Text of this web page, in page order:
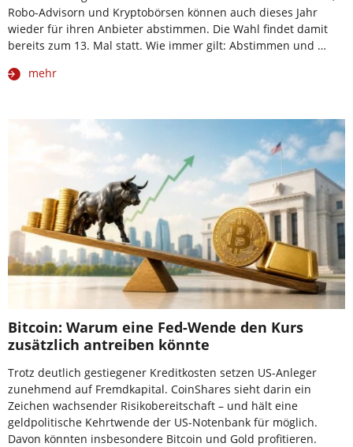
Robo-Advisorn und Kryptobörsen können auch dieses Jahr
wieder für ihren Anbieter abstimmen. Die Wahl findet damit
bereits zum 13. Mal statt. Wie immer gilt: Abstimmen und …
mehr
Bitcoin: Warum eine Fed-Wende den Kurs
zusätzlich antreiben könnte
Trotz deutlich gestiegener Kreditkosten setzen US-Anleger
zunehmend auf Fremdkapital. CoinShares sieht darin ein
Zeichen wachsender Risikobereitschaft – und hält eine
geldpolitische Kehrtwende der US-Notenbank für möglich.
Davon könnten insbesondere Bitcoin und Gold profitieren.